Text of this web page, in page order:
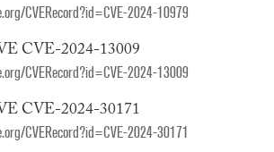
CVERecord?id=CVE-2024-10979
CVE-2024-13009
CVERecord?id=CVE-2024-13009
CVE-2024-30171
CVERecord?id=CVE-2024-30171